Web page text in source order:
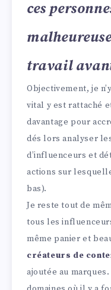
ces
travail
Objectivement, je
vital y est rattaché
davantage pour
dés lors analyser
d’influenceurs et
actions sur
bas).
Je reste tout de
tous les
même panier et
créateurs de
ajoutée au